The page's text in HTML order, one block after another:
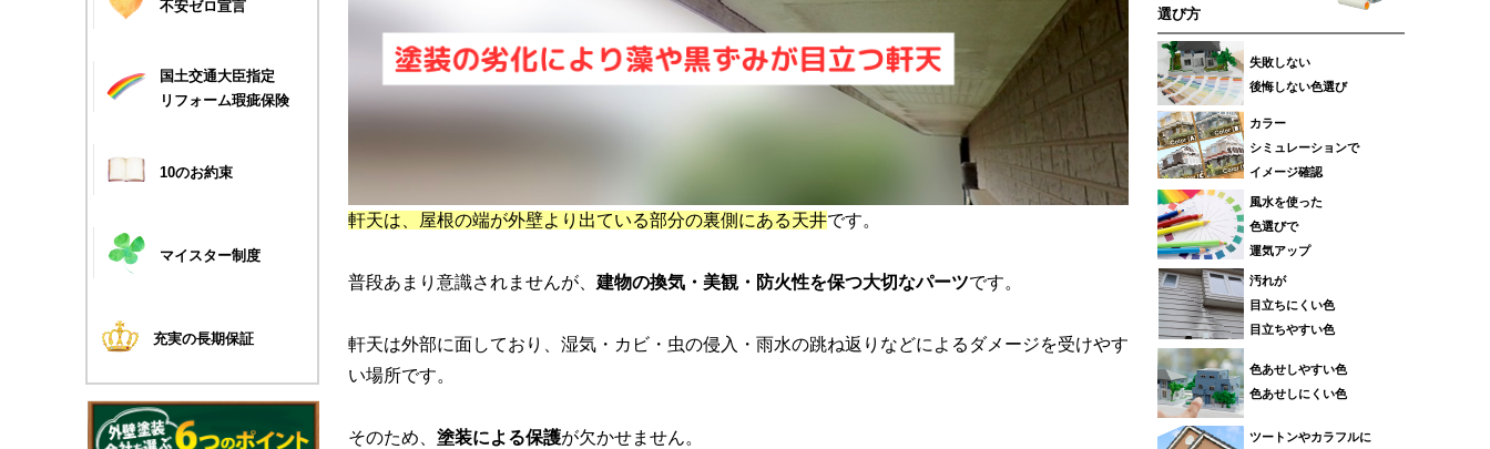
不安ゼロ宣言
国土交通大臣指定
リフォーム瑕疵保険
10のお約束
マイスター制度
充実の長期保証
軒天は、屋根の端が外壁より出ている部分の裏側にある天井です。
普段あまり意識されませんが、 建物の換気・美観・防火性を保つ大切なパーツです。
軒天は外部に面しており、湿気・カビ・虫の侵入・雨水の跳ね返りなどによるダメージを受けやす
い場所です。
そのため、 塗装による保護が欠かせません。
選び方
失敗しない
後悔しない色選び
カラー
シミュレーションで
イメージ確認
風水を使った
色選びで
運気アップ
汚れが
目立ちにくい色
目立ちやすい色
色あせしやすい色
色あせしにくい色
ツートンやカラフルに